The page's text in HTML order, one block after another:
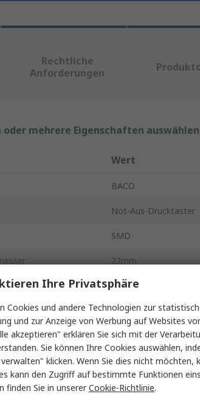
Rechtliche
Anforderungen
mehrere Eigenschaften
Wert
BACO
Not-Aus-Drucktaster
SMD
22mm
1 Öffner
Drehfreigabe
Kunststoff
LBX1
Nein
Ihre Privatsphäre
Cookies und andere Technologien zur
und zur Anzeige von Werbung auf Websites
akzeptieren" erklären Sie sich mit der
Sie können Ihre Cookies auswählen,
klicken. Wenn Sie dies nicht möchten,
kann den Zugriff auf bestimmte Funktionen
finden Sie in unsererCookie-Richtlinie.